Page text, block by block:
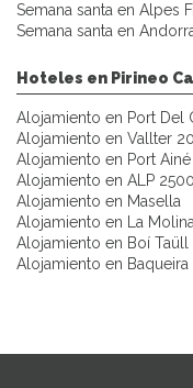
Semana santa en Alpes
Semana santa en
Hoteles en Pirineo
Alojamiento en Port Del
Alojamiento en Vallter
Alojamiento en Port Ainé
Alojamiento en ALP 2500
Alojamiento en Masella
Alojamiento en La Molina
Alojamiento en Boí Taüll
Alojamiento en Baqueira